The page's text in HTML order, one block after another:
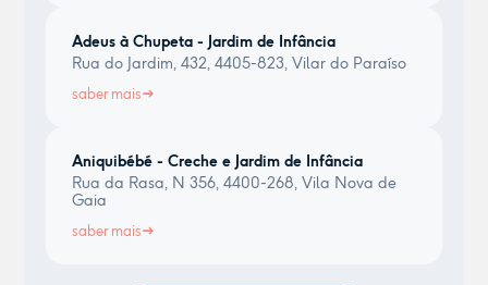
Adeus à Chupeta - Jardim de Infância
Rua do Jardim, 432, 4405-823, Vilar do Paraíso
saber mais
Aniquibébé - Creche e Jardim de Infância
Rua da Rasa, N 356, 4400-268, Vila Nova de
Gaia
saber mais